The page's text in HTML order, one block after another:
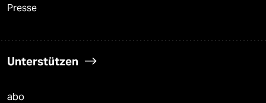
Presse
Unterstützen
abo